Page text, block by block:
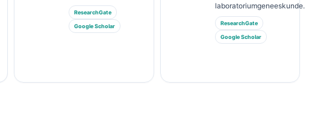
ResearchGate
Google Scholar
laboratoriumgeneeskunde.
ResearchGate
Google Scholar